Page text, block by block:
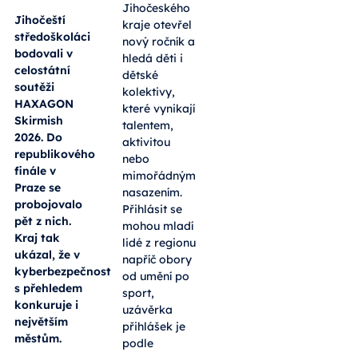
Jihočeští
středoškoláci
bodovali v
celostátní
soutěži
HAXAGON
Skirmish
2026. Do
republikového
finále v
Praze se
probojovalo
pět z nich.
Kraj tak
ukázal, že v
kyberbezpečnosti
s přehledem
konkuruje i
největším
městům.
Jihočeského
kraje otevřel
nový ročník a
hledá děti i
dětské
kolektivy,
které vynikají
talentem,
aktivitou
nebo
mimořádným
nasazením.
Přihlásit se
mohou mladí
lidé z regionu
napříč obory
od umění po
sport,
uzávěrka
přihlášek je
podle